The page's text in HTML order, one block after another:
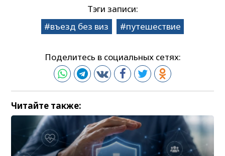
Тэги записи:
въезд без виз
путешествие
Поделитесь в социальных сетях:
Читайте также: